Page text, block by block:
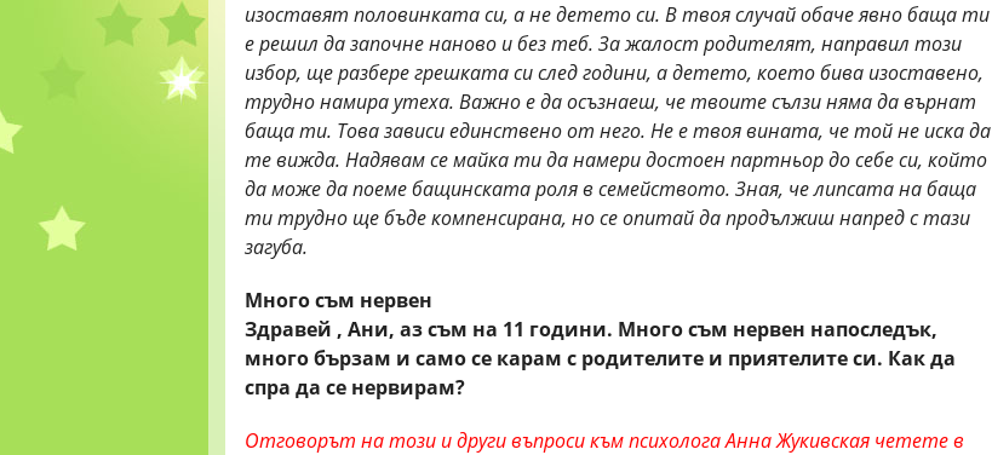
изоставят половинката си, а не детето си. В твоя случай обаче явно баща ти
е решил да започне наново и без теб. За жалост родителят, направил този
избор, ще разбере грешката си след години, а детето, което бива изоставено,
трудно намира утеха. Важно е да осъзнаеш, че твоите сълзи няма да върнат
баща ти. Това зависи единствено от него. Не е твоя вината, че той не иска да
те вижда. Надявам се майка ти да намери достоен партньор до себе си, който
да може да поеме бащинската роля в семейството. Зная, че липсата на баща
ти трудно ще бъде компенсирана, но се опитай да продължиш напред с тази
загуба.
Много съм нервен
Здравей , Ани, аз съм на 11 години. Много съм нервен напоследък,
много бързам и само се карам с родителите и приятелите си. Как да
спра да се нервирам?
Отговорът на този и други въпроси към психолога Анна Жукивская четете в